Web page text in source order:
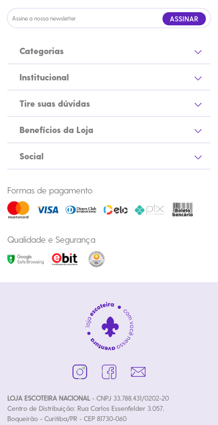
ASSINAR
Categorias
Institucional
Tire suas dúvidas
Benefícios da Loja
Social
Formas de pagamento
Qualidade e Segurança
LOJA ESCOTEIRA NACIONAL- CNPJ 33.788.431/0202-20
Centro de Distribuição: Rua Carlos Essenfelder 3.057,
Boqueirão - Curitiba/PR - CEP 81730-060